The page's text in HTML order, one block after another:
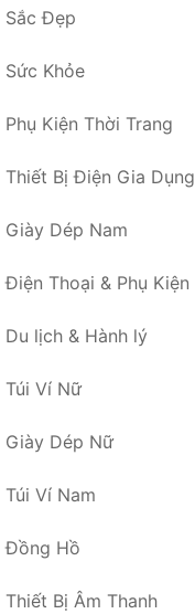
Sắc Đẹp
Sức Khỏe
Phụ Kiện Thời Trang
Thiết Bị Điện Gia Dụng
Giày Dép Nam
Điện Thoại & Phụ Kiện
Du lịch & Hành lý
Túi Ví Nữ
Giày Dép Nữ
Túi Ví Nam
Đồng Hồ
Thiết Bị Âm Thanh